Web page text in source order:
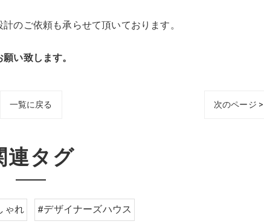
のご依頼も承らせて頂いております。
い致します。
一覧に戻る 次のページ >
連タグ
ゃれ #デザイナーズハウス